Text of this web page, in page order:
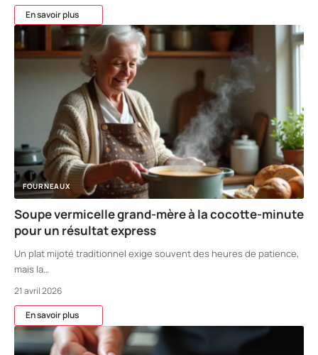
En savoir plus
FOURNEAUX
Soupe vermicelle grand-mère à la cocotte-minute
pour un résultat express
Un plat mijoté traditionnel exige souvent des heures de patience,
mais la…
21 avril 2026
En savoir plus